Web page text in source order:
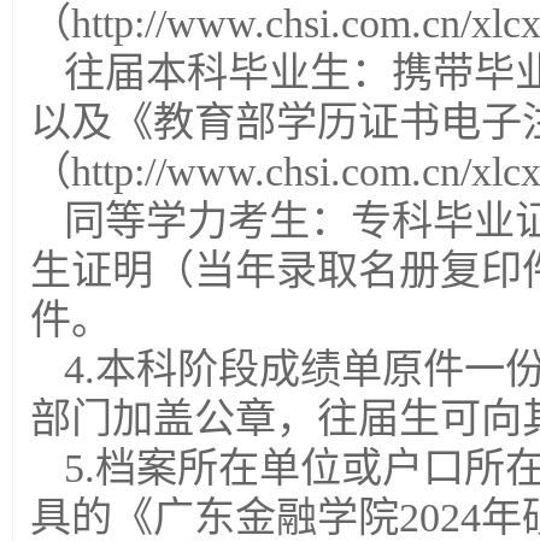
（http://www.chsi.com.cn/
往届本科毕业生：携带毕
以及《教育部学历证书电
（http://www.chsi.com.cn/
同等学力考生：专科毕业
生证明（当年录取名册复
件。
4.本科阶段成绩单原件一
部门加盖公章，往届生可
5.档案所在单位或户口所
具的《广东金融学院2024